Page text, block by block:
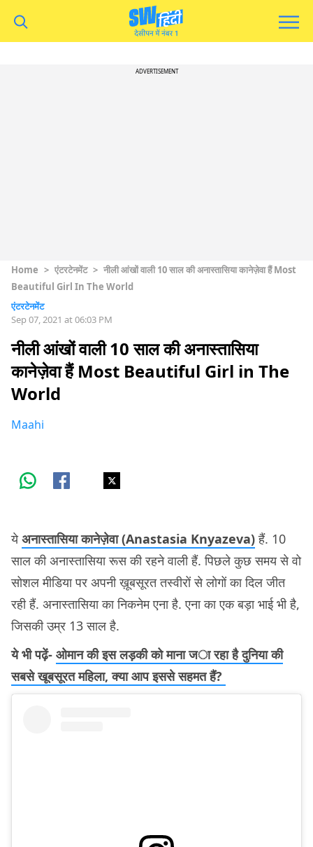
ADVERTISEMENT
Home > एंटरटेनमेंट > नीली आंखों वाली 10 साल की अनास्तासिया कानेज़ेवा हैं Most
Beautiful Girl In The World
एंटरटेनमेंट
Sep 07, 2021 at 06:03 PM
नीली आंखों वाली 10 साल की अनास्तासिया
कानेज़ेवा हैं Most Beautiful Girl in The
World
Maahi
येअनास्तासिया कानेज़ेवा (Anastasia Knyazeva)हैं. 10
साल की अनास्तासिया रूस की रहने वाली हैं. पिछले कुछ समय से वो
सोशल मीडिया पर अपनी ख़ूबसूरत तस्वीरों से लोगों का दिल जीत
रही हैं. अनास्तासिया का निकनेम एना है. एना का एक बड़ा भाई भी है,
जिसकी उम्र 13 साल है.
ये भी पढ़ें- ओमान की इस लड़की को माना जा रहा है दुनिया की
सबसे खूबसूरत महिला, क्या आप इससे सहमत हैं?